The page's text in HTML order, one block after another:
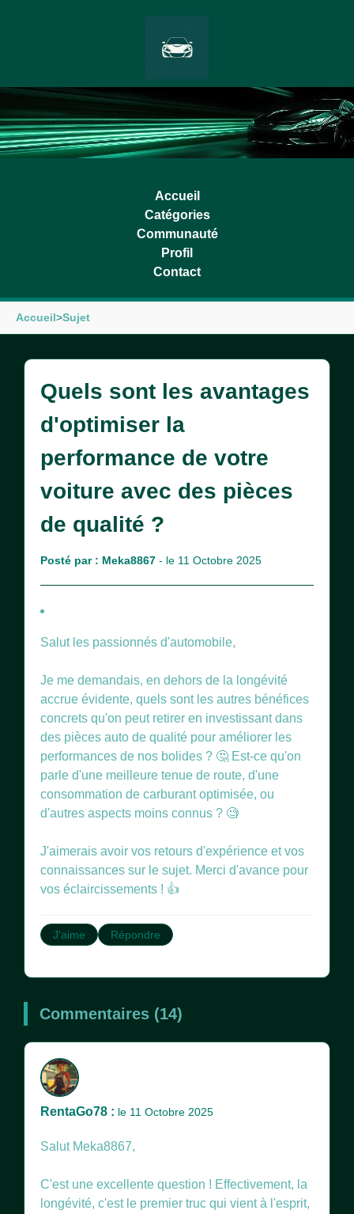
Accueil
Catégories
Communauté
Profil
Contact
Accueil>Sujet
Quels sont les avantages
d'optimiser la
performance de votre
voiture avec des pièces
de qualité ?
Posté par : Meka8867 - le 11 Octobre 2025
Salut les passionnés d'automobile,
Je me demandais, en dehors de la longévité
accrue évidente, quels sont les autres bénéfices
concrets qu'on peut retirer en investissant dans
des pièces auto de qualité pour améliorer les
performances de nos bolides ? 🤔 Est-ce qu'on
parle d'une meilleure tenue de route, d'une
consommation de carburant optimisée, ou
d'autres aspects moins connus ? 🧐
J'aimerais avoir vos retours d'expérience et vos
connaissances sur le sujet. Merci d'avance pour
vos éclaircissements ! 👍
J'aime Répondre
Commentaires (14)
RentaGo78 : le 11 Octobre 2025
Salut Meka8867,
C'est une excellente question ! Effectivement, la
longévité, c'est le premier truc qui vient à l'esprit,